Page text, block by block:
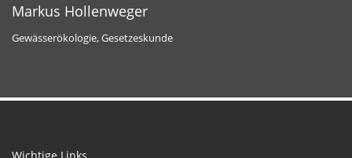
Markus Hollenweger
Gewässerökologie, Gesetzeskunde
Wichtige Links